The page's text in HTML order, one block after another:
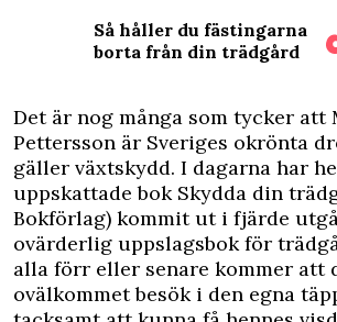
Så håller du fästingarna
borta från din trädgård
Det är nog många som tycker att
Pettersson är Sveriges okrönta
gäller växtskydd. I dagarna har
uppskattade bok Skydda din
Bokförlag) kommit ut i fjärde
ovärderlig uppslagsbok för
alla förr eller senare kommer att
ovälkommet besök i den egna